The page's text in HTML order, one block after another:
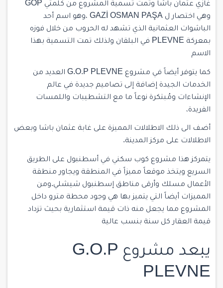
غازي عثمان باشا وتمت تسمية المشروع من كلمتي GOP
وهي اختصار ل GAZİ OSMAN PAŞA ،وهو اسم أحد
الباشوات العثمانية الذي تشهد له الحروب من خلال فوزه
بمعركة PLEVNE في البلقان ولذلك تمت التسمية بهذا
الاسم
كما يتوفر أيضاً في مشروع G.O.P PLEVNE العديد من
الخدمات الجيدة إضافة إلى تصاميم جديدة في عالم
الإنشاءات ومُبتكرة نوعاً ما مع التشطيبات واللمسات
الفريدة،
أضف الى ذلك الاطلالات المميزة على غابة عثمان باشا وبعض
الاطلالات على مركز المدينة.
يتمركز هذا مشروع كوب سكني في أسطنبول على الطريق
السريع ويتخذ موقعاً مميزاً في المنطقة ويجاور منطقة
الأعمال مسلك وأرقى مناطق إسطنبول شيشلي.ومن
المميزات أيضاً التي يتميز بها هي وجود محطة مترو داخل
المشروع مما يجعل منه ذات قيمة استثمارية بحيث تزداد
قيمة العقار كل سنة بنسب عالية
يبعد مشروع G.O.P
PLEVNE